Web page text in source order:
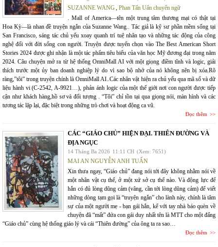
SUZANNE WANG, Phan Tấn Uẩn chuyển ngữ
. Mall of America—tên một trung tâm thương mại có thật tại
Hoa Kỳ—là nhan đề truyện ngắn của Suzanne Wang.. Tác giả là kỹ sư phần mềm sống tại
San Francisco, sáng tác chủ yếu xoay quanh trí tuệ nhân tạo và những tác động của công
nghệ đối với đời sống con người. Truyện được tuyển chọn vào The Best American Short
Stories 2024 được ghi nhận là một tác phẩm tiêu biểu của văn học Mỹ đương đại trong năm
2024. Câu chuyện mở ra từ hệ thống OmniMall AI với một giọng điềm tĩnh và logic, giải
thích trước một ủy ban doanh nghiệp lý do vì sao bộ nhớ của nó không nên bị xóa.Rõ
ràng,”tôi” trong truyện chính là OmniMall AI..Các nhân vật hiện ra chủ yếu qua mã số và dữ
liệu hành vi (C-2542, A-9921…), phản ánh logic của một thế giới nơi con người được tiếp
cận như khách hàng,hồ sơ và đối tượng . “Tôi” chỉ tồn tại qua giọng nói, màn hình và các
tương tác lặp lại, đặc biệt trong những trò chơi và hoạt động ca vũ.
Đọc thêm
CÁC “GIÁO CHỦ” HIỆN ĐẠI. THIÊN ĐƯỜNG VÀ
ĐỊA NGỤC
14 Tháng Ba 2026 11:11 CH (Xem: 7651)
MAI AN NGUYỄN ANH TUẤN
Xin thưa ngay, “Giáo chủ” đang nói tới đây không nhằm nói về
một nhân vật cụ thể, ở một xứ sở cụ thể nào. Và động lực để
hắn có đủ lòng dũng cảm (vâng, cần tới lòng dũng cảm) để viết
những dòng tạm gọi là “truyện ngắn” cho lành này, chính là tâm
sự của một người mẹ - bạn gái hắn, kể với tay nhà báo quèn về
chuyện đã “mất” đứa con gái duy nhất tên là MTT cho một đấng
“Giáo chủ” cùng hệ thống giáo lý và cái “Thiên đường” của ông ta ra sao…
Đọc thêm